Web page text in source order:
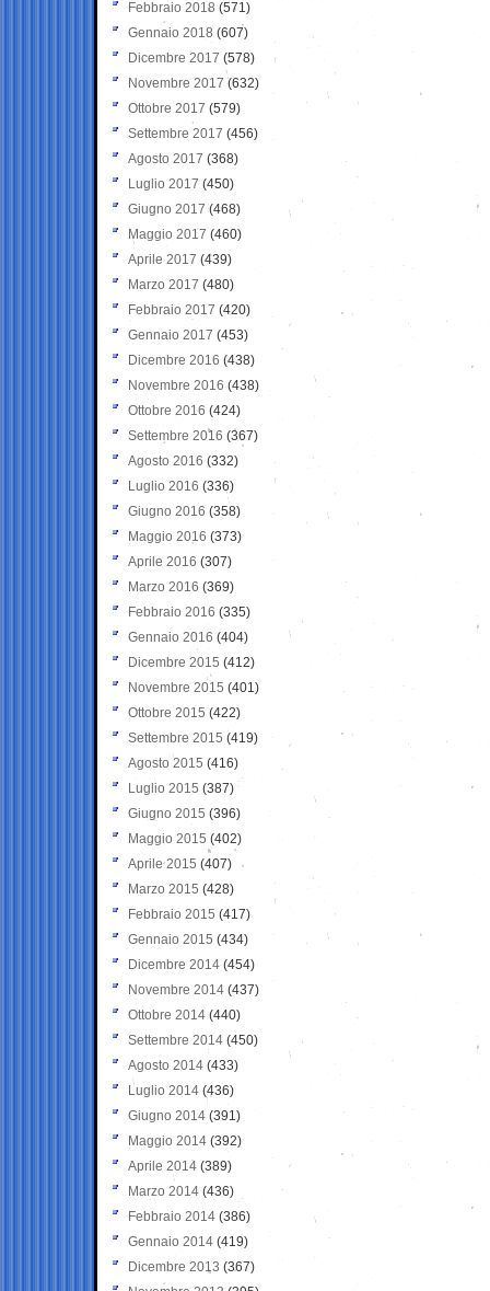
Febbraio 2018 (571)
Gennaio 2018 (607)
Dicembre 2017 (578)
Novembre 2017 (632)
Ottobre 2017 (579)
Settembre 2017 (456)
Agosto 2017 (368)
Luglio 2017 (450)
Giugno 2017 (468)
Maggio 2017 (460)
Aprile 2017 (439)
Marzo 2017 (480)
Febbraio 2017 (420)
Gennaio 2017 (453)
Dicembre 2016 (438)
Novembre 2016 (438)
Ottobre 2016 (424)
Settembre 2016 (367)
Agosto 2016 (332)
Luglio 2016 (336)
Giugno 2016 (358)
Maggio 2016 (373)
Aprile 2016 (307)
Marzo 2016 (369)
Febbraio 2016 (335)
Gennaio 2016 (404)
Dicembre 2015 (412)
Novembre 2015 (401)
Ottobre 2015 (422)
Settembre 2015 (419)
Agosto 2015 (416)
Luglio 2015 (387)
Giugno 2015 (396)
Maggio 2015 (402)
Aprile 2015 (407)
Marzo 2015 (428)
Febbraio 2015 (417)
Gennaio 2015 (434)
Dicembre 2014 (454)
Novembre 2014 (437)
Ottobre 2014 (440)
Settembre 2014 (450)
Agosto 2014 (433)
Luglio 2014 (436)
Giugno 2014 (391)
Maggio 2014 (392)
Aprile 2014 (389)
Marzo 2014 (436)
Febbraio 2014 (386)
Gennaio 2014 (419)
Dicembre 2013 (367)